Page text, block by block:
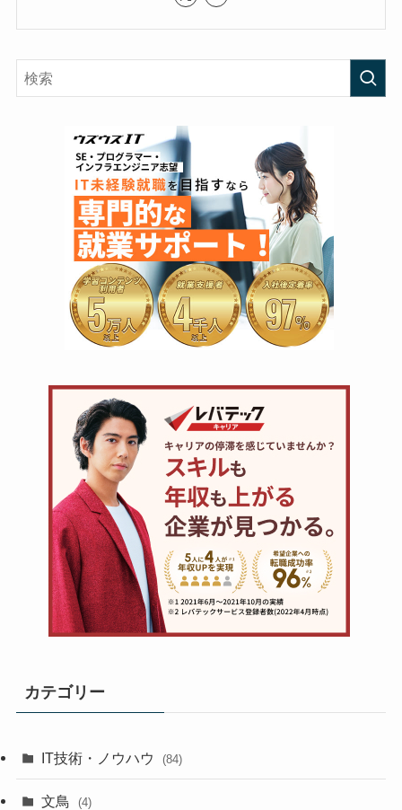
カテゴリー
IT技術・ノウハウ (84)
文鳥 (4)